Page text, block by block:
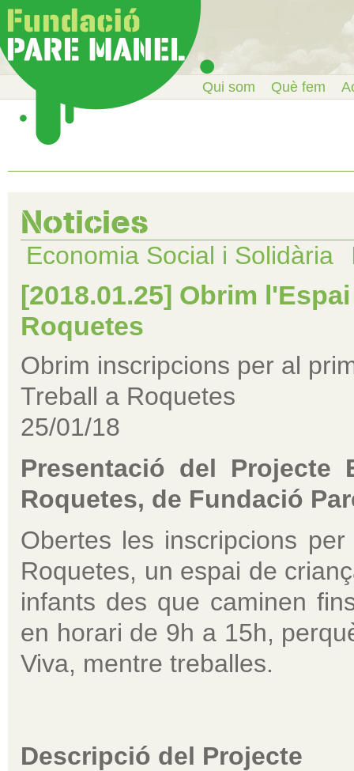
Qui som Què fem
Noticies
Economia Social i Solidària
[2018.01.25] Obrim
Roquetes
Obrim inscripcions per al
Treball a Roquetes
25/01/18
Presentació del Projecte
Roquetes, de Fundació
Obertes les inscripcions
Roquetes, un espai de
infants des que caminen
en horari de 9h a 15h,
Viva, mentre treballes.
Descripció del Projecte